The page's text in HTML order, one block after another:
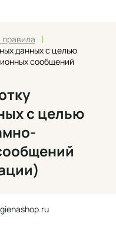
правила |
данных с целью
сообщений
с целью